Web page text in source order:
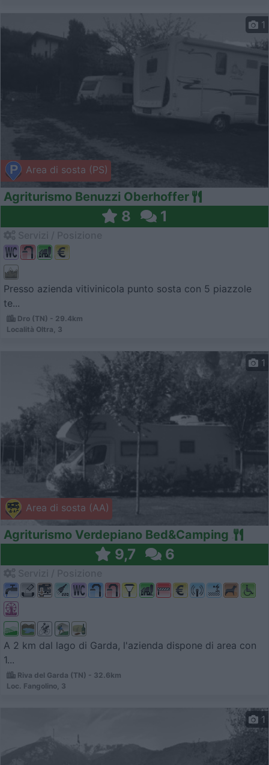
Area di sosta (PS)
1
Agriturismo Benuzzi Oberhoffer
8 1
Presso azienda vitivinicola punto sosta con 5 piazzole
te...
Dro (TN) - 29.4km
Località Oltra, 3
Area di sosta (AA)
1
Agriturismo Verdepiano Bed&Camping
9,7 6
A 2 km dal lago di Garda, l'azienda dispone di area con
1...
Riva del Garda (TN) - 32.6km
Loc. Fangolino, 3
1